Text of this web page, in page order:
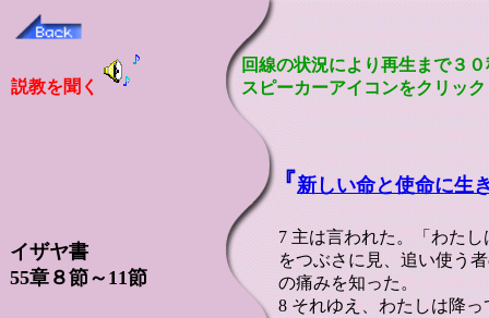
イザヤ書
55章８節～11節
7 主は言われた。「わた
をつぶさに見、追い使う
の痛みを知った。
8 それゆえ、わたしは降
説教を聞く
『新しい命と使命に生
回線の状況により再生まで３
スピーカーアイコンをクリッ